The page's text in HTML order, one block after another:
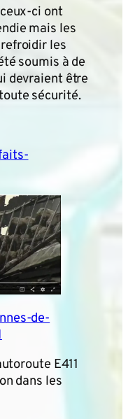
ci ont
mais les
les
soumis à de
devraient être
sécurité.
de-
E411
dans les